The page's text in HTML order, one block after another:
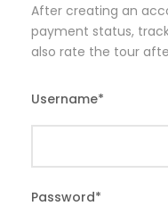
After creating an
payment status,
also rate the tour
Username*
Password*